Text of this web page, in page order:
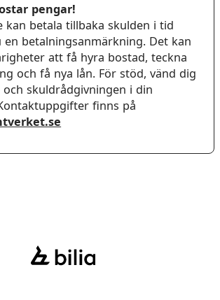
pengar!
kan betala tillbaka skulden i tid
en betalningsanmärkning. Det kan
att få hyra bostad, teckna
och få nya lån. För stöd, vänd dig
skuldrådgivningen i din
finns på